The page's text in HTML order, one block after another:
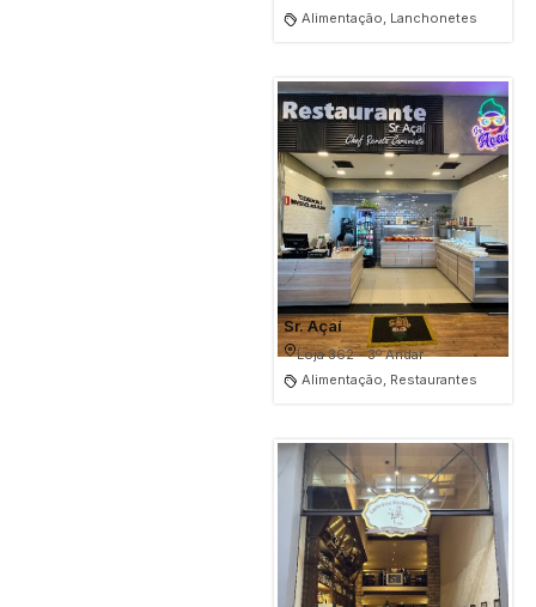
Alimentação, Lanchonetes
Sr. Açaí
Loja 362 - 3º Andar
Alimentação, Restaurantes